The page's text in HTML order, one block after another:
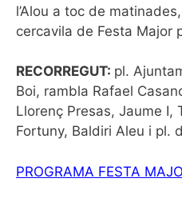
l’Alou a toc de
cercavila de Festa Major
RECORREGUT: pl.
Boi, rambla Rafael
Llorenç Presas, Jaume I,
Fortuny, Baldiri Aleu i pl.
PROGRAMA FESTA